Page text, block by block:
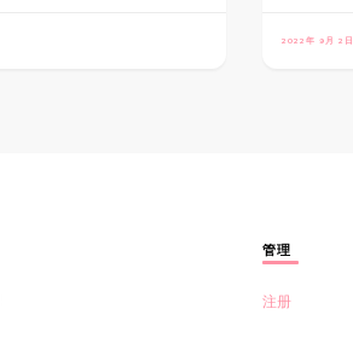
2022年 9月 2日
管理
注册